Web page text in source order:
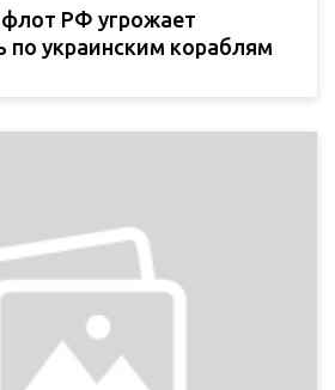
РФ угрожает
по украинским кораблям